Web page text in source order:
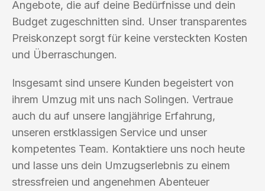
Angebote, die auf deine Bedürfnisse und dein
Budget zugeschnitten sind. Unser transparentes
Preiskonzept sorgt für keine versteckten Kosten
und Überraschungen.
Insgesamt sind unsere Kunden begeistert von
ihrem Umzug mit uns nach Solingen. Vertraue
auch du auf unsere langjährige Erfahrung,
unseren erstklassigen Service und unser
kompetentes Team. Kontaktiere uns noch heute
und lasse uns dein Umzugserlebnis zu einem
stressfreien und angenehmen Abenteuer